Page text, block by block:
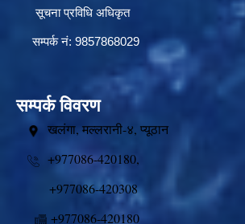
सूचना प्रविधि अधिकृत
सम्पर्क नं: 9857868029
सम्पर्क विवरण
खलंगा, मल्लरानी-४, प्यूठान
+977086-420180,
+977086-420308
+977086-420180